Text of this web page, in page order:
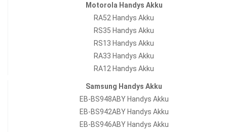
Motorola Handys Akku
RA52 Handys Akku
RS35 Handys Akku
RS13 Handys Akku
RA33 Handys Akku
RA12 Handys Akku
Samsung Handys Akku
EB-BS948ABY Handys Akku
EB-BS942ABY Handys Akku
EB-BS946ABY Handys Akku